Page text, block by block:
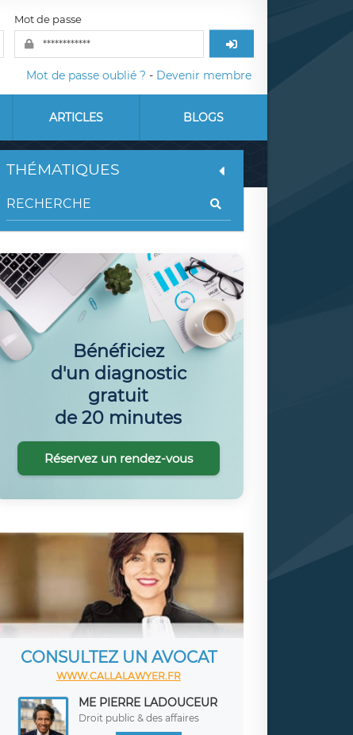
Mot de passe
Mot de passe oublié ? - Devenir membre
ARTICLES BLOGS
THÉMATIQUES
Bénéficiez
d'un diagnostic
gratuit
de 20 minutes
Réservez un rendez-vous
CONSULTEZ UN AVOCAT
WWW.CALLALAWYER.FR
ME PIERRE LADOUCEUR
Droit public & des affaires